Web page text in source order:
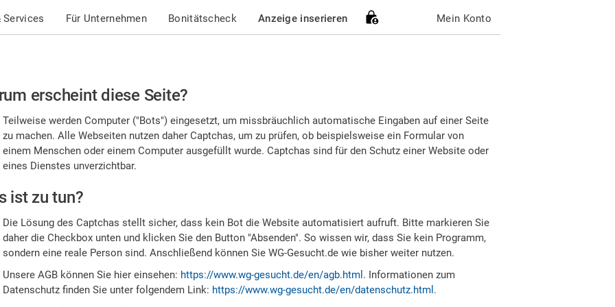
Services Für Unternehmen Bonitätscheck Anzeige inserieren Mein Konto
erscheint diese Seite?
Teilweise werden Computer ("Bots") eingesetzt, um missbräuchlich automatische Eingaben auf einer Seite
zu machen. Alle Webseiten nutzen daher Captchas, um zu prüfen, ob beispielsweise ein Formular von
einem Menschen oder einem Computer ausgefüllt wurde. Captchas sind für den Schutz einer Website oder
eines Dienstes unverzichtbar.
ist zu tun?
Die Lösung des Captchas stellt sicher, dass kein Bot die Website automatisiert aufruft. Bitte markieren Sie
daher die Checkbox unten und klicken Sie den Button "Absenden". So wissen wir, dass Sie kein Programm,
sondern eine reale Person sind. Anschließend können Sie WG-Gesucht.de wie bisher weiter nutzen.
Unsere AGB können Sie hier einsehen: https://www.wg-gesucht.de/en/agb.html . Informationen zum
Datenschutz finden Sie unter folgendem Link: https://www.wg-gesucht.de/en/datenschutz.html .